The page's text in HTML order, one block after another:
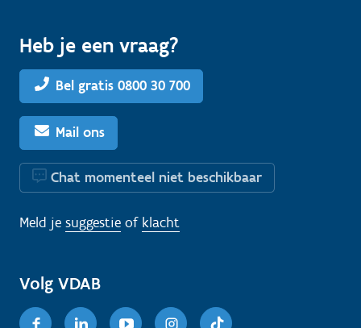
Heb je een vraag?
Bel gratis 0800 30 700
Mail ons
Chat momenteel niet beschikbaar
Meld je suggestie of klacht
Volg VDAB
FacebookLinkedinYoutubeInstagram